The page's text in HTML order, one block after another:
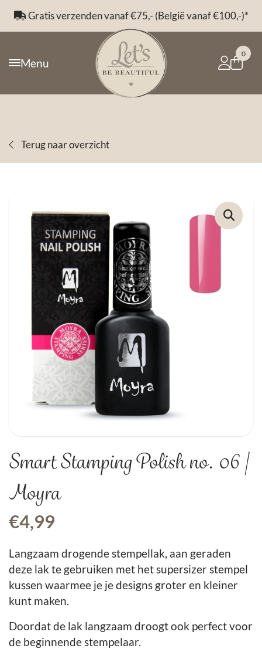
Gratis verzenden vanaf €75,- (België vanaf €100,-)*
Menu
0
Terug naar overzicht
Smart Stamping Polish no. 06 |
Moyra
€4,99
Langzaam drogende stempellak, aan geraden
deze lak te gebruiken met het supersizer stempel
kussen waarmee je je designs groter en kleiner
kunt maken.
Doordat de lak langzaam droogt ook perfect voor
de beginnende stempelaar.